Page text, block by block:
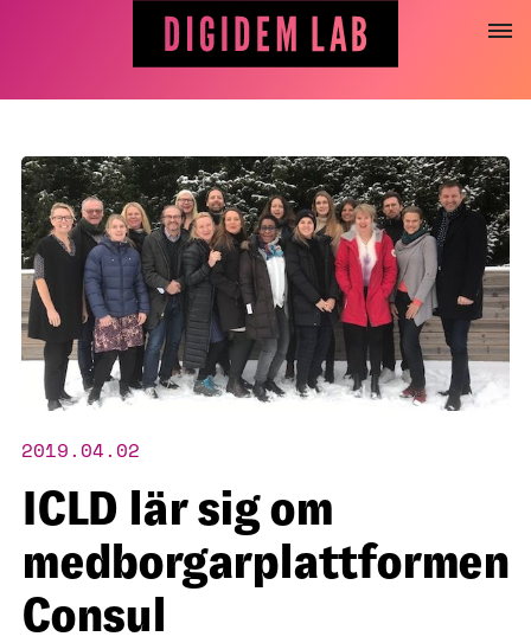
2019.04.02
ICLD lär sig om
medborgarplattformen
Consul